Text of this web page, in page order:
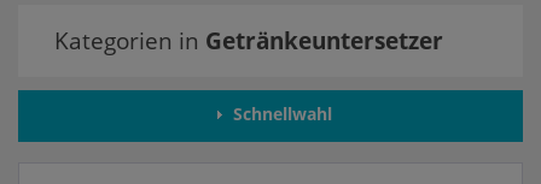
Kategorien in Getränkeuntersetzer
Schnellwahl